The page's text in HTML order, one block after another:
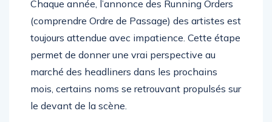
Chaque année, l’annonce des Running Orders
(comprendre Ordre de Passage) des artistes est
toujours attendue avec impatience. Cette étape
permet de donner une vrai perspective au
marché des headliners dans les prochains
mois, certains noms se retrouvant propulsés sur